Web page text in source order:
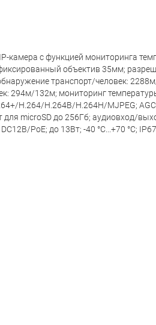
камера с функцией мониторинга
объектив 35мм;
транспорт/человек:
294м/132м; мониторинг
H.264/H.264B/H.264H/MJPEG;
для microSD до 256Гб; аудиовход/
PoE; до 13Вт; -40 °C...+70 °C;